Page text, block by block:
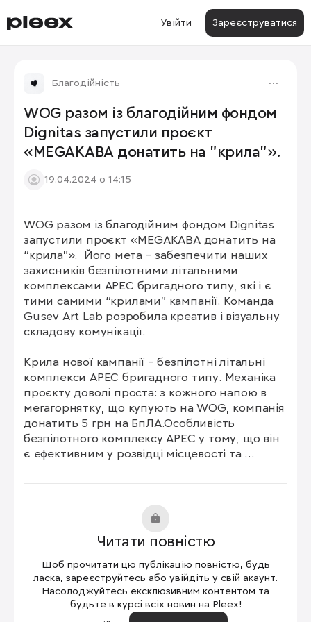
Увійти Зареєструватися
Благодійність
WOG разом із благодійним фондом
Dignitas запустили проєкт
«MEGAКАВА донатить на "крила"».
19.04.2024 о 14:15
WOG разом із благодійним фондом Dignitas
запустили проєкт «MEGAКАВА донатить на
“крила”».  Його мета – забезпечити наших
захисників безпілотними літальними
комплексами АРЕС бригадного типу, які і є
тими самими “крилами” кампанії. Команда
Gusev Art Lab розробила креатив і візуальну
складову комунікації.
Крила нової кампанії – безпілотні літальні
комплекси АРЕС бригадного типу. Механіка
проєкту доволі проста: з кожного напою в
мегагорнятку, що купують на WOG, компанія
донатить 5 грн на БпЛА.Особливість
безпілотного комплексу АРЕС у тому, що він
є ефективним у розвідці місцевості та
для розвідувальних дій. Це і треба було
Для цього  дизайнери візуально відмітили
умовну зону, яку покривають БпЛА, а
заштрихована місцевість у формі MEGAКАВИ,
стала символізувати підконтрольну нашим
Читати повністю
Щоб прочитати цю публікацію повністю, будь
ласка, зареєструйтесь або увійдіть у свій акаунт.
Насолоджуйтесь ексклюзивним контентом та
будьте в курсі всіх новин на Pleex!